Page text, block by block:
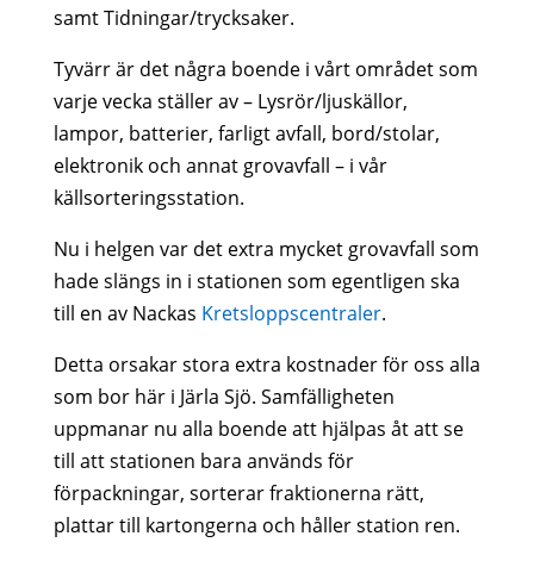
samt Tidningar/trycksaker.
Tyvärr är det några boende i vårt området som
varje vecka ställer av – Lysrör/ljuskällor,
lampor, batterier, farligt avfall, bord/stolar,
elektronik och annat grovavfall – i vår
källsorteringsstation.
Nu i helgen var det extra mycket grovavfall som
hade slängs in i stationen som egentligen ska
till en av Nackas Kretsloppscentraler.
Detta orsakar stora extra kostnader för oss alla
som bor här i Järla Sjö. Samfälligheten
uppmanar nu alla boende att hjälpas åt att se
till att stationen bara används för
förpackningar, sorterar fraktionerna rätt,
plattar till kartongerna och håller station ren.